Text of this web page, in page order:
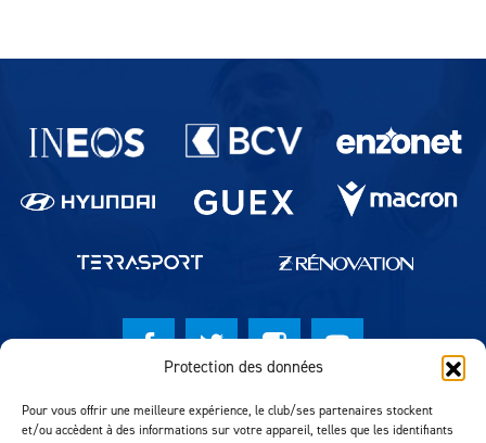
Protection des données
Pour vous offrir une meilleure expérience, le club/ses partenaires stockent
et/ou accèdent à des informations sur votre appareil, telles que les identifiants
Partenaires du lausanne-Sport
© Lausanne Sport Football Club 2026